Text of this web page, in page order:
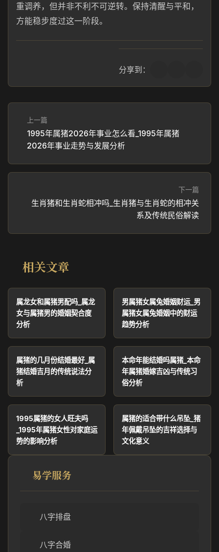
重调养，但并非不利不可逆转。保持清醒与平和，
方能稳步度过这一阶段。
分享到：
上一篇
1995年属猪2026年事业怎么看_1995年属猪
2026年事业走势与发展分析
下一篇
生肖猪和生肖蛇相冲吗_生肖猪与生肖蛇的相冲关
系及传统民俗解读
相关文章
属龙女和属猪男配吗_属龙
女与属猪男的婚姻契合度
分析
男属猪女属兔婚姻财运_男
属猪女属兔婚姻中的财运
趋势分析
属猪的几月份结婚最好_属
猪结婚吉月的传统说法分
析
本命年能结婚吗属猪_本命
年属猪婚嫁吉凶与传统习
俗分析
1995属猪的女人旺夫吗
_1995年属猪女性对家庭运
势的影响分析
属猪的适合带什么吊坠_猪
年佩戴吊坠的吉祥选择与
文化意义
易学服务
八字排盘
八字合婚